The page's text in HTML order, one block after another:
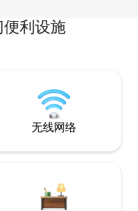
便利设施
无线网络